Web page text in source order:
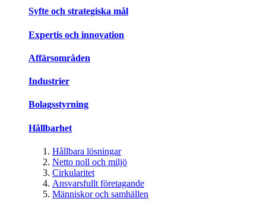
Syfte och strategiska mål
Expertis och innovation
Affärsområden
Industrier
Bolagsstyrning
Hållbarhet
Hållbara lösningar
Netto noll och miljö
Cirkularitet
Ansvarsfullt företagande
Människor och samhällen